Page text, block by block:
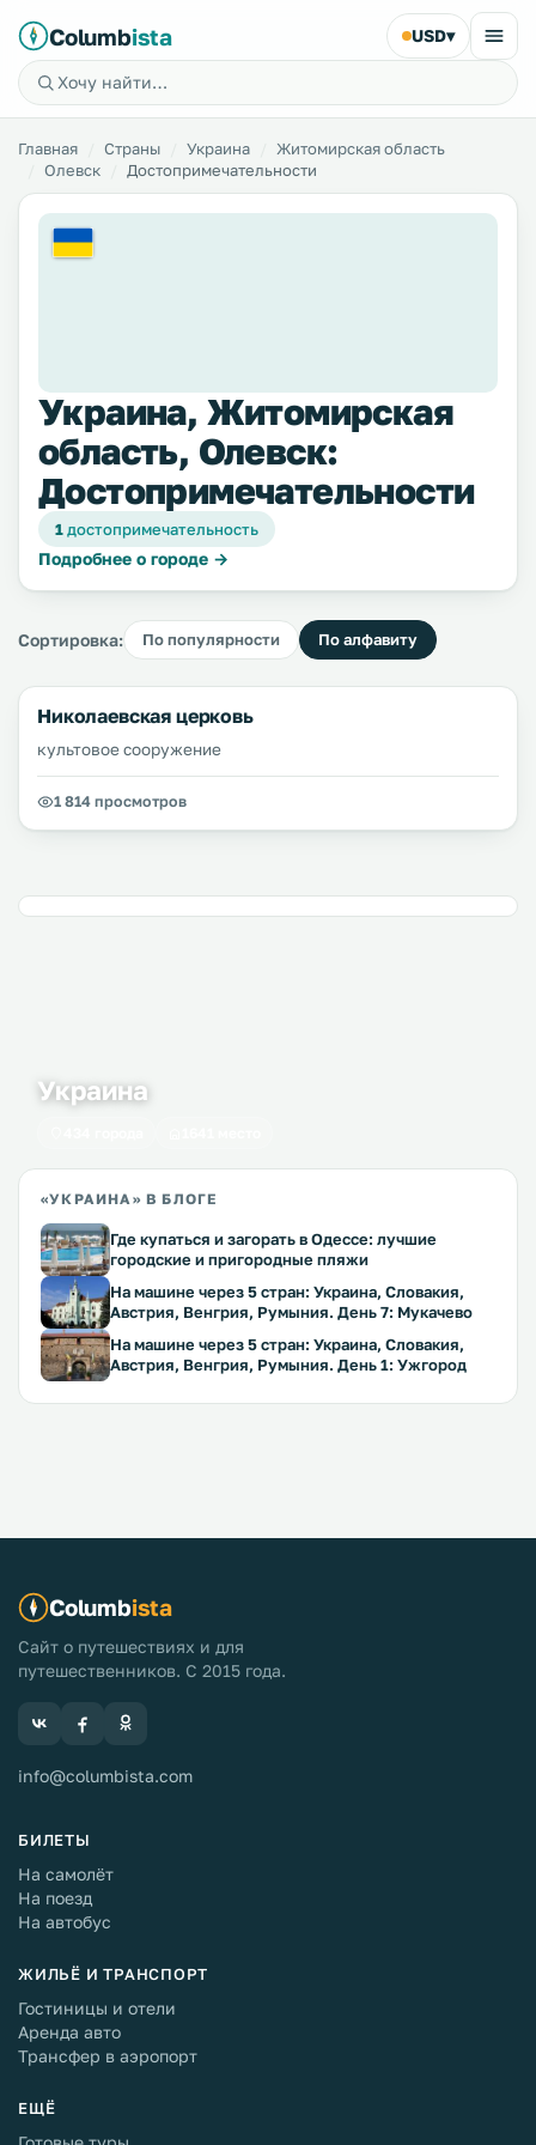
Columbista USD▾
Главная Страны Украина
Житомирская область
Олевск
Достопримечательности
Украина, Житомирская
область, Олевск:
Достопримечательности
1достопримечательность
Подробнее о городе →
Сортировка: По популярности По алфавиту
Николаевская церковь
культовое сооружение
1 814 просмотров
Украина
«УКРАИНА» В БЛОГЕ
Где купаться и загорать в Одессе: лучшие
городские и пригородные пляжи
На машине через 5 стран: Украина, Словакия,
Австрия, Венгрия, Румыния. День 7: Мукачево
На машине через 5 стран: Украина, Словакия,
Австрия, Венгрия, Румыния. День 1: Ужгород
Columbista
Сайт о путешествиях и для
путешественников. С 2015 года.
info@columbista.com
БИЛЕТЫ
На самолёт
На поезд
На автобус
ЖИЛЬЁ И ТРАНСПОРТ
Гостиницы и отели
Аренда авто
Трансфер в аэропорт
ЕЩЁ